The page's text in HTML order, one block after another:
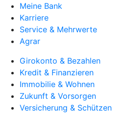
Meine Bank
Karriere
Service & Mehrwerte
Agrar
Girokonto & Bezahlen
Kredit & Finanzieren
Immobilie & Wohnen
Zukunft & Vorsorgen
Versicherung & Schützen